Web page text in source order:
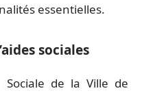
essentielles.
sociales
Sociale de la Ville de